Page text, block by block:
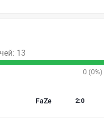
13
0 (0%)
FaZe 2:0